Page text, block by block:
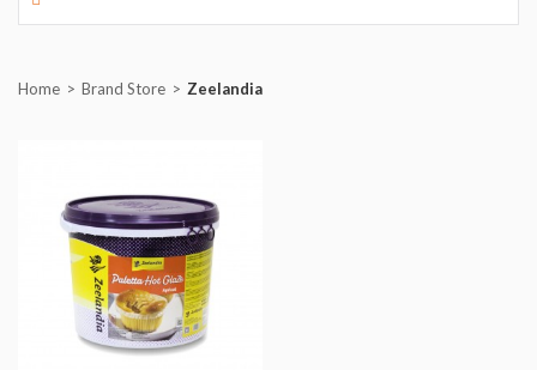
Home Brand Store Zeelandia